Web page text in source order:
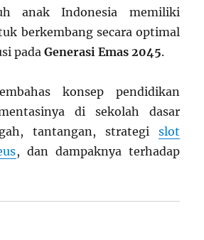
anak Indonesia memiliki
berkembang secara optimal
padaGenerasi Emas 2045.
konsep pendidikan
di sekolah dasar
tantangan, strategi slot
, dan dampaknya terhadap